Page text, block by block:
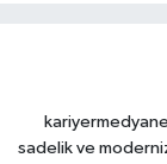
sadelik ve